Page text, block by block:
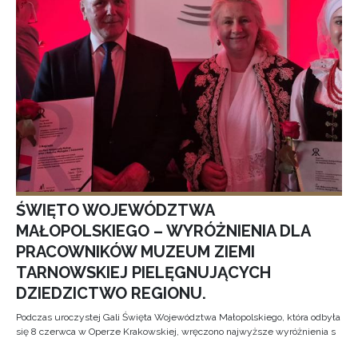
ŚWIĘTO WOJEWÓDZTWA
MAŁOPOLSKIEGO – WYRÓŻNIENIA DLA
PRACOWNIKÓW MUZEUM ZIEMI
TARNOWSKIEJ PIELĘGNUJĄCYCH
DZIEDZICTWO REGIONU.
Podczas uroczystej Gali Święta Województwa Małopolskiego, która odbyła
się 8 czerwca w Operze Krakowskiej, wręczono najwyższe wyróżnienia s